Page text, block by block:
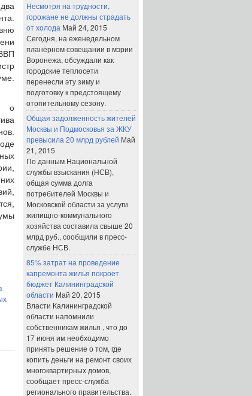
о
Несмотря на трудности,
горожане не должны страдать
от холода Май 24, 2015
Сегодня, на еженедельном
планёрном совещании в мэрии
Воронежа, обсуждали как
городские теплосети
перенесли эту зиму и
подготовку к предстоящему
отопительному сезону.
Общая задолженность жителей
Москвы и Подмосковья за ЖКУ
превысила 20 млрд рублей Май
21, 2015
По данным Национальной
службы взыскания (НСВ),
общая сумма долга
потребителей Москвы и
Московской области за услуги
жилищно-коммунального
хозяйства составила свыше 20
млрд руб., сообщили в пресс-
службе НСВ.
85% затрат на проведение
капремонта жилья покроет
бюджет Калининградской
области Май 20, 2015
Власти Калининградской
области напомнили
собственникам жилья , что до
17 июня им необходимо
принять решение о том, где
копить деньги на ремонт своих
многоквартирных домов,
сообщает пресс-служба
регионального правительства.